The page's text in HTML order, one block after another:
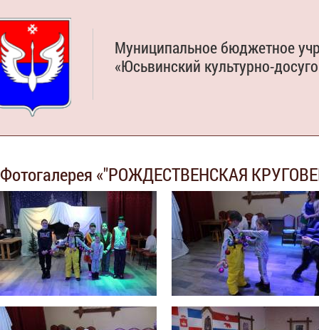
Муниципальное бюджетное
«Юсьвинский культурно-
Фотогалерея «"РОЖДЕСТВЕНСКАЯ